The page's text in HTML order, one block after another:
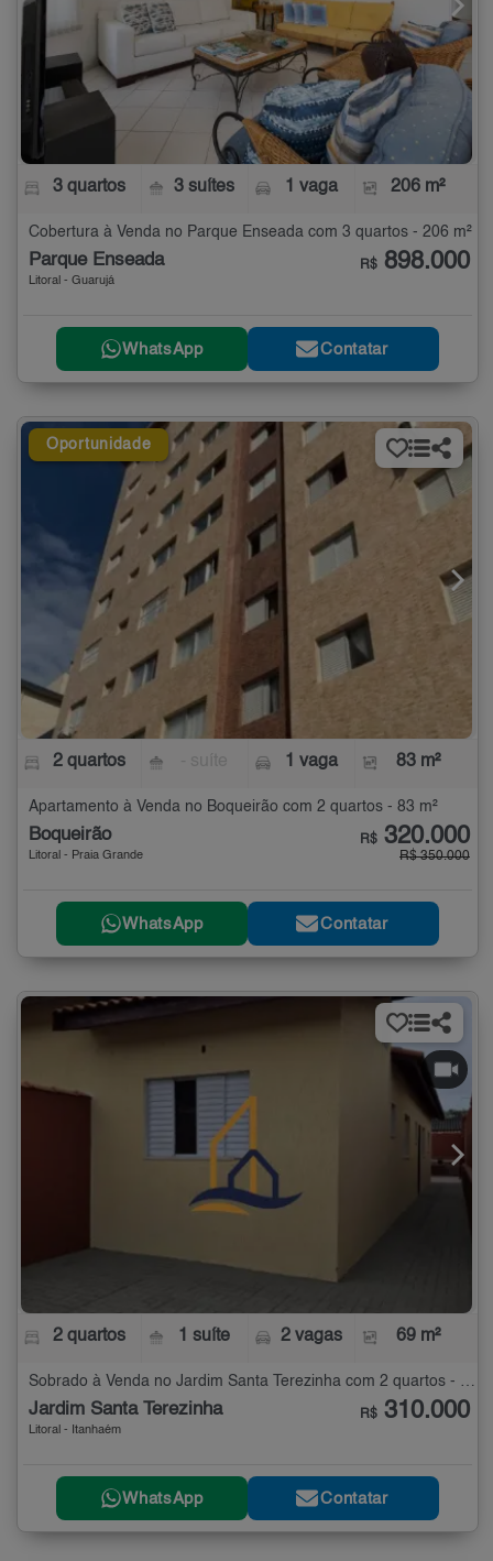
3 quartos 3 suítes 1 vaga 206 m²
Cobertura à Venda no Parque Enseada com 3 quartos - 206 m²
Parque Enseada
Litoral - Guarujá
R$ 898.000
WhatsApp Contatar
Oportunidade
2 quartos 1 vaga 83 m²
Apartamento à Venda no Boqueirão com 2 quartos - 83 m²
Boqueirão
Litoral - Praia Grande
R$ 320.000
R$ 350.000
WhatsApp Contatar
2 quartos 1 suíte 2 vagas 69 m²
Sobrado à Venda no Jardim Santa Terezinha com 2 quartos - 69 m²
Jardim Santa Terezinha
Litoral - Itanhaém
R$ 310.000
WhatsApp Contatar